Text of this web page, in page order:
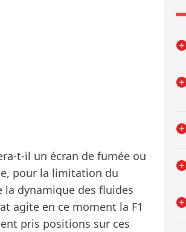
t-il un écran de fumée ou
pour la limitation du
la dynamique des fluides
agite en ce moment la F1
pris positions sur ces